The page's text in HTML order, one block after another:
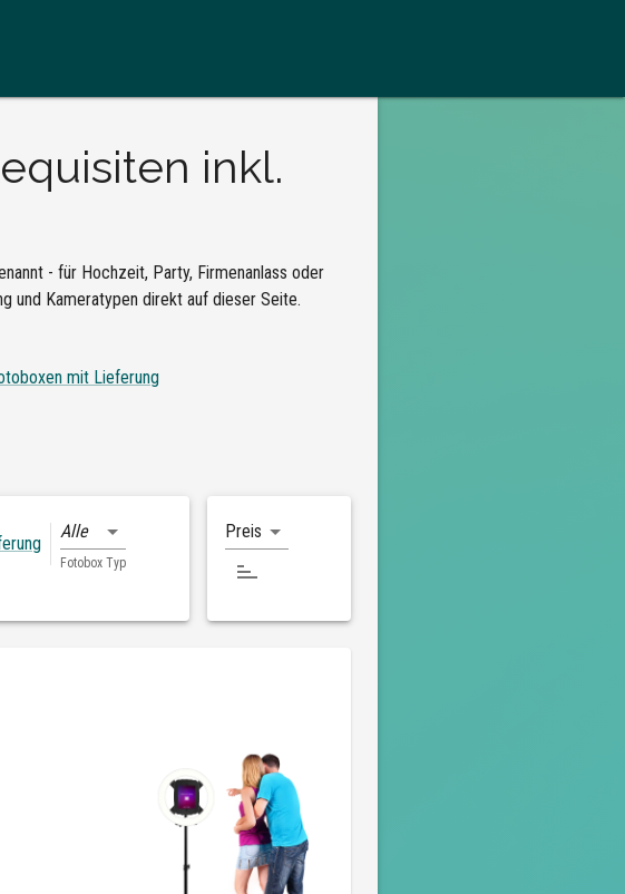
inkl.
- für Hochzeit, Party, Firmenanlass oder
und Kameratypen direkt auf dieser Seite.
mit Lieferung
Alle
Fotobox Typ
Preis